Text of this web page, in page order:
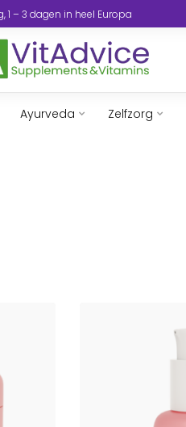
1 – 3 dagen in heel Europa
Ayurveda Zelfzorg